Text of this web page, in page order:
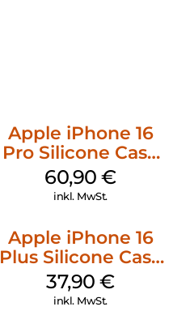
Apple iPhone 16
Pro Silicone Case
MagSafe Stone
Gray
60,90€
inkl. MwSt.
Apple iPhone 16
Plus Silicone Case
MagSafe Lake
Green
37,90€
inkl. MwSt.